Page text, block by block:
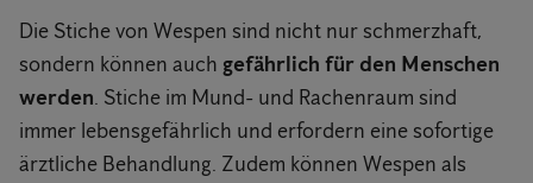
Die Stiche von Wespen sind nicht nur schmerzhaft,
sondern können auch gefährlich für den Menschen
werden. Stiche im Mund- und Rachenraum sind
immer lebensgefährlich und erfordern eine sofortige
ärztliche Behandlung. Zudem können Wespen als